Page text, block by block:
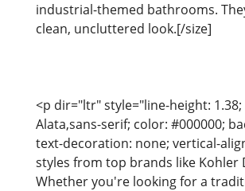
industrial-themed bathrooms.
clean, uncluttered look.[/size]
<p dir="ltr" style="line-height:
Alata,sans-serif; color: #000000;
text-decoration: none; vertical-
styles from top brands like
Whether you're looking for a